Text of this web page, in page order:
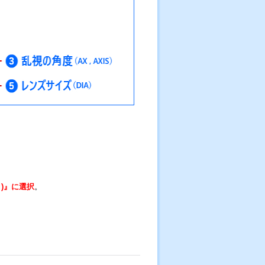
』に選択。